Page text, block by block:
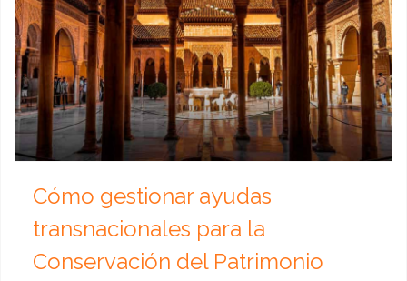
Cómo gestionar ayudas
transnacionales para la
Conservación del Patrimonio